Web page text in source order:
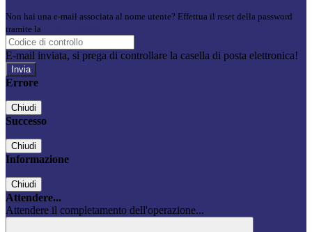
Non hai una e-mail associata al nome utente? Effettua il reset della password
tramite la
E-mail inviata, si prega di controllare la casella di posta elettronica!
Errore
Chiudi
Successo
Chiudi
Informazione
Chiudi
Attendere...
Attendere il completamento dell'operazione...